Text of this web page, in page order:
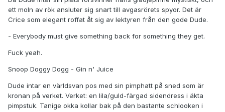
ett moln av rök ansluter sig snart till avgasrörets spyor. Det är
Crice som elegant roffat åt sig av lektyren från den gode Dude.
- Everybody must give something back for something they get.
Fuck yeah.
Snoop Doggy Dogg - Gin n' Juice
Dude intar en världsvan pos med sin pimphatt på sned som är
kronan på verket. Verket: en lila/guld-färgad sidendress i äkta
pimpstuk. Tanige okka kollar bak på den bastante schlooken i